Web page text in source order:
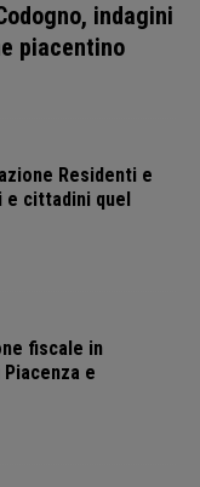
indagini
piacentino
Residenti e
e cittadini quel
fiscale in
e